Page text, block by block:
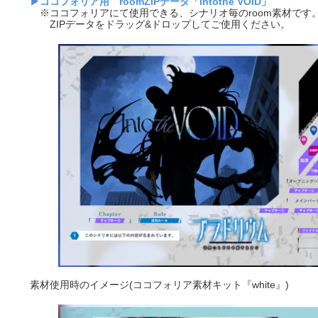
※ココフォリアにて使用できる、シナリオ毎のroom素材です
ZIPデータをドラッグ&ドロップしてご使用ください。
素材使用時のイメージ(ココフォリア素材キット『white』)